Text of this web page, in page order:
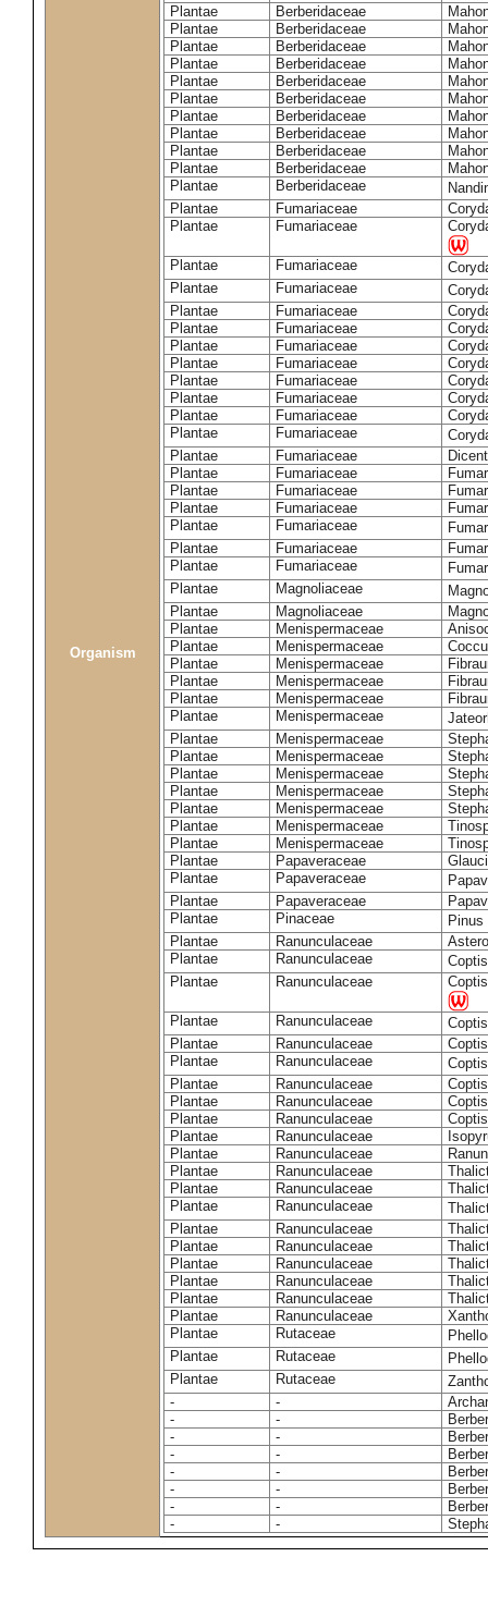
Organism
Plantae
Berberidaceae
Plantae
Berberidaceae
Plantae
Berberidaceae
Plantae
Berberidaceae
Plantae
Berberidaceae
Plantae
Berberidaceae
Plantae
Berberidaceae
Plantae
Berberidaceae
Plantae
Berberidaceae
Plantae
Berberidaceae
Plantae
Berberidaceae
Plantae
Fumariaceae
Plantae
Fumariaceae
Plantae Fumariaceae
Plantae
Fumariaceae
Plantae
Fumariaceae
Plantae
Fumariaceae
Plantae
Fumariaceae
Plantae
Fumariaceae
Plantae
Fumariaceae
Plantae
Fumariaceae
Plantae
Fumariaceae
Plantae
Fumariaceae
Plantae
Fumariaceae
Plantae
Fumariaceae
Plantae
Fumariaceae
Plantae
Fumariaceae
Plantae
Fumariaceae
Plantae
Fumariaceae
Plantae
Fumariaceae
Plantae
Magnoliaceae
Plantae
Magnoliaceae
Plantae
Menispermaceae
Plantae
Menispermaceae
Plantae
Menispermaceae
Plantae
Menispermaceae
Plantae
Menispermaceae
Plantae
Menispermaceae
Plantae
Menispermaceae
Plantae
Menispermaceae
Plantae
Menispermaceae
Plantae
Menispermaceae
Plantae
Menispermaceae
Plantae
Menispermaceae
Plantae
Menispermaceae
Plantae
Papaveraceae
Plantae
Papaveraceae
Plantae
Papaveraceae
Plantae
Pinaceae
Plantae
Ranunculaceae
Plantae
Ranunculaceae
Plantae
Ranunculaceae
Plantae Ranunculaceae
Plantae
Ranunculaceae
Plantae
Ranunculaceae
Plantae
Ranunculaceae
Plantae
Ranunculaceae
Plantae
Ranunculaceae
Plantae
Ranunculaceae
Plantae
Ranunculaceae
Plantae
Ranunculaceae
Plantae
Ranunculaceae
Plantae
Ranunculaceae
Plantae
Ranunculaceae
Plantae
Ranunculaceae
Plantae
Ranunculaceae
Plantae
Ranunculaceae
Plantae
Ranunculaceae
Plantae
Ranunculaceae
Plantae
Rutaceae
Plantae
Rutaceae
Plantae
Rutaceae
-
-
-
-
-
-
-
-
-
-
-
-
-
-
-
-